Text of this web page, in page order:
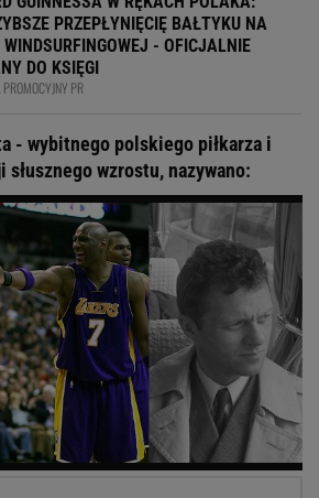
PRZEPŁYNIĘCIĘ BAŁTYKU NA
WINDSURFINGOWEJ - OFICJALNIE
DO KSIĘGI
PR
- wybitnego polskiego piłkarza i
wzrostu, nazywano: